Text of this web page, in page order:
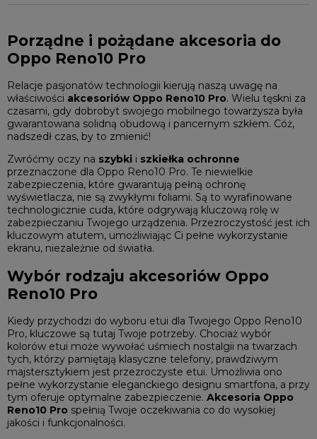
Porządne i pożądane akcesoria do
Oppo Reno10 Pro
Relacje pasjonatów technologii kierują naszą uwagę na
właściwości akcesoriów Oppo Reno10 Pro. Wielu tęskni za
czasami, gdy dobrobyt swojego mobilnego towarzysza była
gwarantowana solidną obudową i pancernym szkłem. Cóż,
nadszedł czas, by to zmienić!
Zwróćmy oczy na szybki i szkiełka ochronne
przeznaczone dla Oppo Reno10 Pro. Te niewielkie
zabezpieczenia, które gwarantują pełną ochronę
wyświetlacza, nie są zwykłymi foliami. Są to wyrafinowane
technologicznie cuda, które odgrywają kluczową rolę w
zabezpieczaniu Twojego urządzenia. Przezroczystość jest ich
kluczowym atutem, umożliwiając Ci pełne wykorzystanie
ekranu, niezależnie od światła.
Wybór rodzaju akcesoriów Oppo
Reno10 Pro
Kiedy przychodzi do wyboru etui dla Twojego Oppo Reno10
Pro, kluczowe są tutaj Twoje potrzeby. Chociaż wybór
kolorów etui może wywołać uśmiech nostalgii na twarzach
tych, którzy pamiętają klasyczne telefony, prawdziwym
majstersztykiem jest przezroczyste etui. Umożliwia ono
pełne wykorzystanie eleganckiego designu smartfona, a przy
tym oferuje optymalne zabezpieczenie. Akcesoria Oppo
Reno10 Pro spełnią Twoje oczekiwania co do wysokiej
jakości i funkcjonalności.